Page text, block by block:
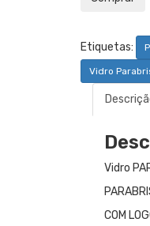
Etiquetas:
Vidro
Vidro
COM